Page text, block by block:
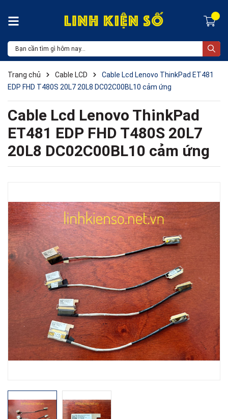
Trang chủ Cable LCD
Cable Lcd Lenovo ThinkPad ET481
EDP FHD T480S 20L7 20L8 DC02C00BL10 cảm ứng
Cable Lcd Lenovo ThinkPad
ET481 EDP FHD T480S 20L7
20L8 DC02C00BL10 cảm ứng